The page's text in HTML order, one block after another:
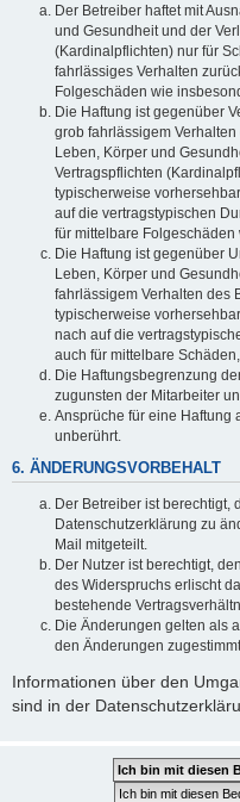
Der Betreiber haftet mit
und Gesundheit und der
(Kardinalpflichten) nur für
fahrlässiges Verhalten
Folgeschäden wie
Die Haftung ist gegenüber
grob fahrlässigem
Leben, Körper und
Vertragspflichten
typischerweise
auf die vertragstypischen
für mittelbare
Die Haftung ist gegenüber
Leben, Körper und
fahrlässigem Verhalten des
typischerweise
nach auf die
auch für mittelbare
Die Haftungsbegrenzung
zugunsten der Mitarbeiter
Ansprüche für eine Haftung
unberührt.
6. ÄNDERUNGSVORBEHALT
Der Betreiber ist berechtigt,
Datenschutzerklärung zu
Mail mitgeteilt.
Der Nutzer ist berechtigt,
des Widerspruchs erlischt
bestehende
Die Änderungen gelten als
den Änderungen
Informationen über den
sind in der